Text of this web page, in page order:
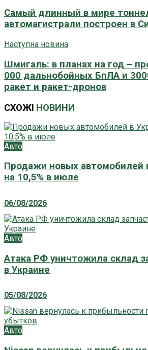
Самый длинный в мире
автомагистрали построен в
Наступна новина
Шмигаль: в планах на год –
000 дальнобойных БпЛА и
ракет и ракет-дронов
СХОЖІ НОВИНИ
Авто
Продажи новых автомобилей
на 10,5% в июле
06/08/2026
Авто
Атака РФ уничтожила склад
в Украине
05/08/2026
Авто